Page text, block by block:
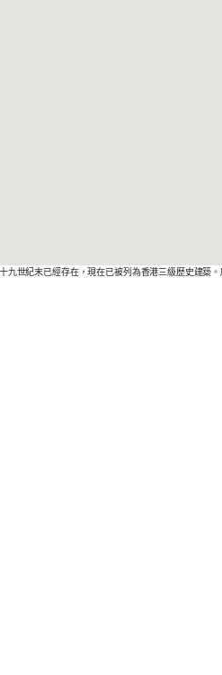
九世紀末已經存在，現在已被列為香港三級歷史建築